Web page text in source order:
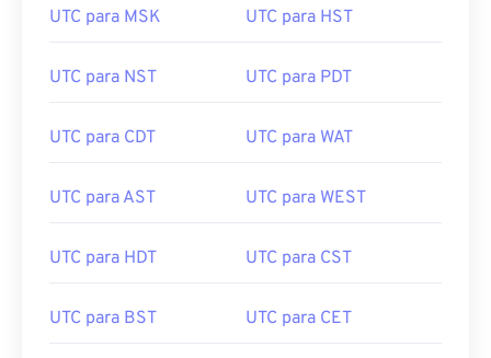
UTC para MSK UTC para HST
UTC para NST UTC para PDT
UTC para CDT UTC para WAT
UTC para AST UTC para WEST
UTC para HDT UTC para CST
UTC para BST UTC para CET